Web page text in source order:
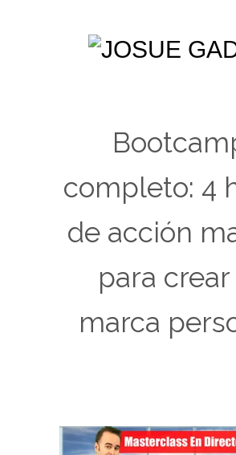
completo: 4
de acción
para
marca